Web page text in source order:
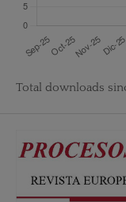
Total downloads